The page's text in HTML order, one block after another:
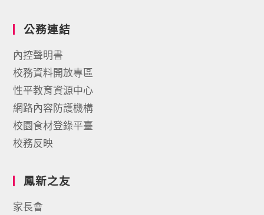
公務連結
內控聲明書
校務資料開放專區
性平教育資源中心
網路內容防護機構
校園食材登錄平臺
校務反映
鳳新之友
家長會